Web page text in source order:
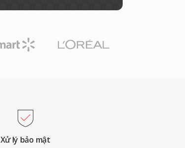
Xử lý bảo mật